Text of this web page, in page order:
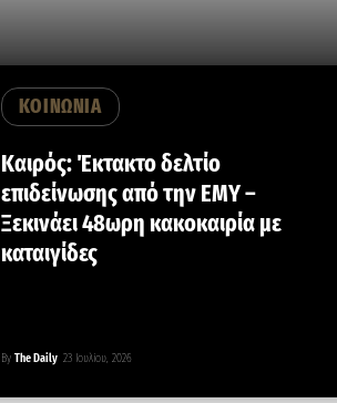
ΚΟΙΝΩΝΙΑ
Καιρός: Έκτακτο δελτίο
επιδείνωσης από την ΕΜΥ –
Ξεκινάει 48ωρη κακοκαιρία με
καταιγίδες
By The Daily 23 Ιουλίου, 2026